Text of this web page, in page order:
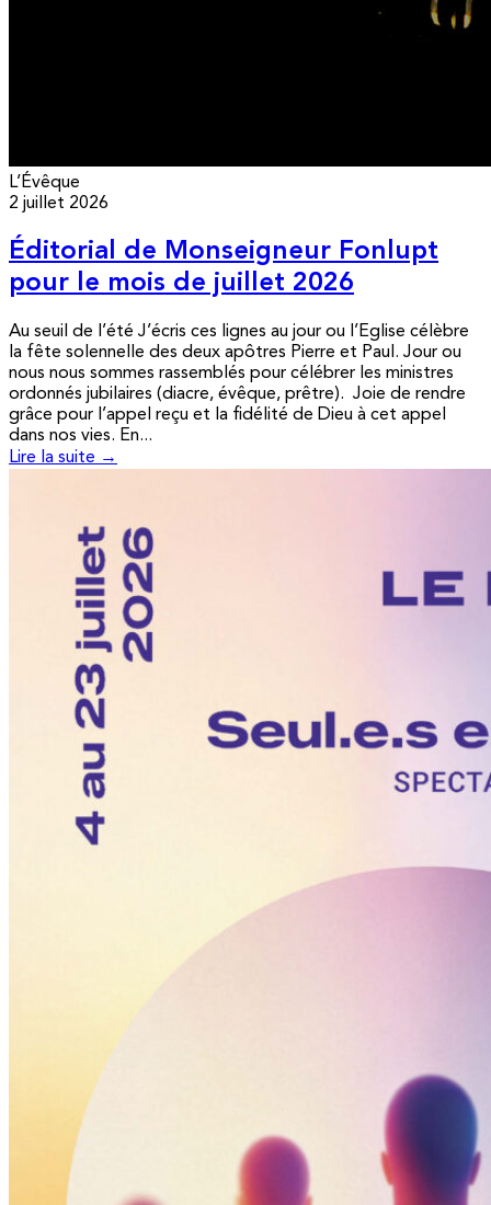
L’Évêque
2 juillet 2026
Éditorial de Monseigneur Fonlupt
pour le mois de juillet 2026
Au seuil de l’été J’écris ces lignes au jour ou l’Eglise célèbre
la fête solennelle des deux apôtres Pierre et Paul. Jour ou
nous nous sommes rassemblés pour célébrer les ministres
ordonnés jubilaires (diacre, évêque, prêtre). Joie de rendre
grâce pour l’appel reçu et la fidélité de Dieu à cet appel
dans nos vies. En...
Lire la suite →